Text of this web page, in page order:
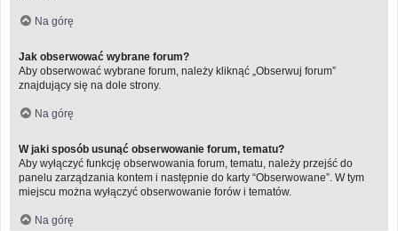
Na górę
Jak obserwować wybrane forum?
Aby obserwować wybrane forum, należy kliknąć „Obserwuj forum”
znajdujący się na dole strony.
Na górę
W jaki sposób usunąć obserwowanie forum, tematu?
Aby wyłączyć funkcję obserwowania forum, tematu, należy przejść do
panelu zarządzania kontem i następnie do karty “Obserwowane”. W tym
miejscu można wyłączyć obserwowanie forów i tematów.
Na górę